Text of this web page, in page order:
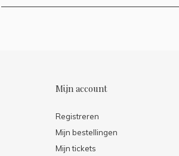
Mijn account
Registreren
Mijn bestellingen
Mijn tickets